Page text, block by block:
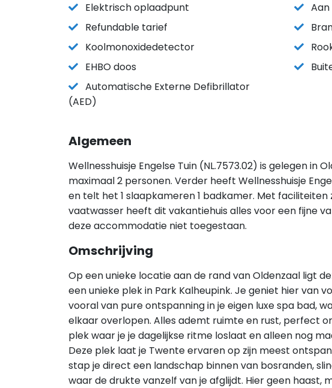
Elektrisch oplaadpunt
Refundable tarief
Koolmonoxidedetector
EHBO doos
Automatische Externe Defibrillator
(AED)
Algemeen
Wellnesshuisje Engelse Tuin (NL.7573.02) is gelegen in
maximaal 2 personen. Verder heeft Wellnesshuisje
en telt het 1 slaapkameren 1 badkamer. Met faciliteiten
vaatwasser heeft dit vakantiehuis alles voor een fijne
deze accommodatie niet toegestaan.
Omschrijving
Op een unieke locatie aan de rand van Oldenzaal ligt
een unieke plek in Park Kalheupink. Je geniet hier van
vooral van pure ontspanning in je eigen luxe spa bad,
elkaar overlopen. Alles ademt ruimte en rust, perfect
plek waar je je dagelijkse ritme loslaat en alleen nog
Deze plek laat je Twente ervaren op zijn meest
stap je direct een landschap binnen van bosranden,
waar de drukte vanzelf van je afglijdt. Hier geen haast,